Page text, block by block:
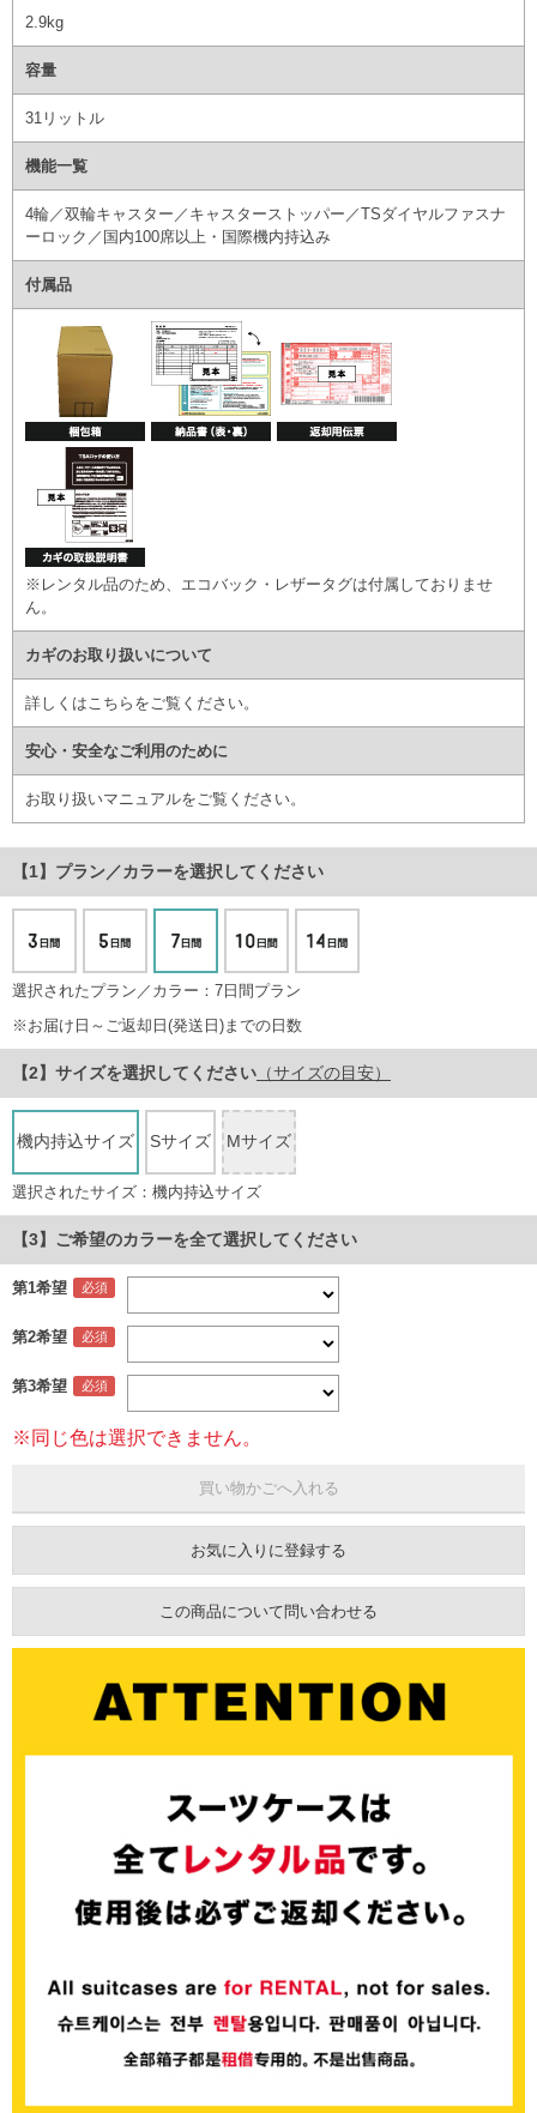
2.9kg
容量
31リットル
機能一覧
4輪／双輪キャスター／キャスターストッパー／TSダイヤルファスナ
ーロック／国内100席以上・国際機内持込み
付属品
※レンタル品のため、エコバック・レザータグは付属しておりませ
ん。
カギのお取り扱いについて
詳しくはこちら をご覧ください。
安心・安全なご利用のために
お取り扱いマニュアルをご覧ください。
プラン／カラーを選択してください
選択されたプラン／カラー：7日間プラン
※お届け日～ご返却日(発送日)までの日数
サイズを選択してください （サイズの目安）
機内持込サイズ Sサイズ Mサイズ
選択されたサイズ：機内持込サイズ
【3】ご希望のカラーを全て選択してください
第1希望
第2希望
第3希望
※同じ色は選択できません。
お気に入りに登録する
この商品について問い合わせる